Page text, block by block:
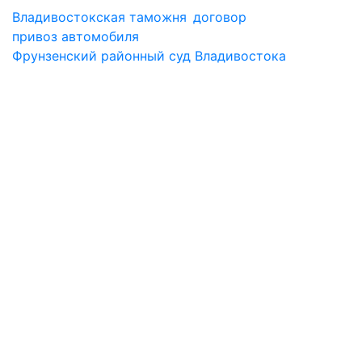
Владивостокская таможня договор
привоз автомобиля
Фрунзенский районный суд Владивостока